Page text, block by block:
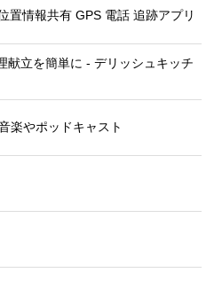
置情報共有 GPS 電話 追跡アプリ
献立を簡単‪に - デリッシュキッチ
楽やポッドキャスト